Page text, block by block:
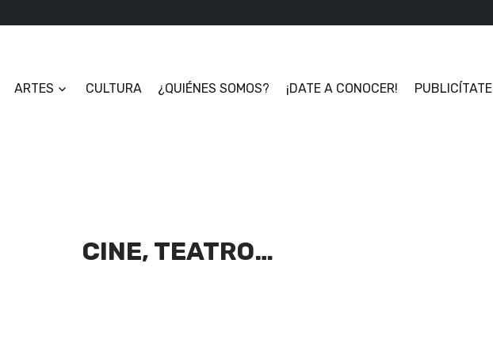
ARTES
CULTURA ¿QUIÉNES SOMOS? ¡DATE A CONOCER! PUBLICÍTATE
CINE, TEATRO…